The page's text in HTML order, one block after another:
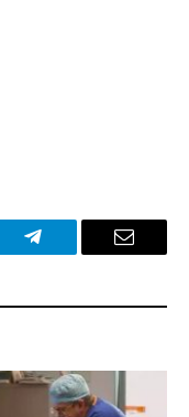
Telegram Email